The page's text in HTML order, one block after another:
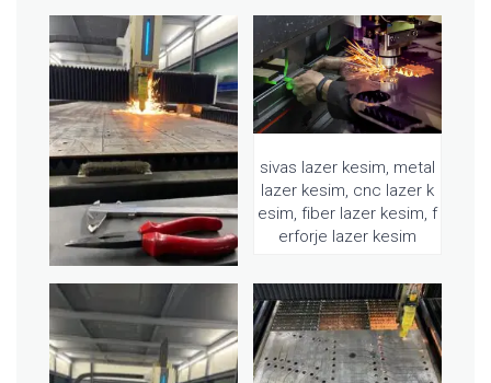
sivas lazer kesim, metal
lazer kesim, cnc lazer k
esim, fiber lazer kesim, f
erforje lazer kesim